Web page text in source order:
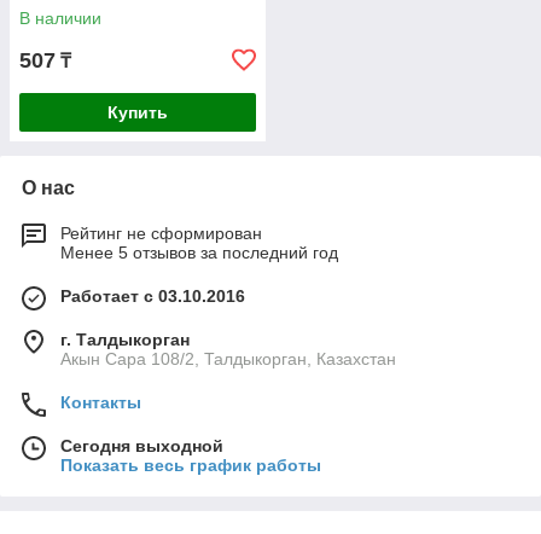
В наличии
507 ₸
Купить
О нас
Рейтинг не сформирован
Менее 5 отзывов за последний год
Работает с 03.10.2016
г. Талдыкорган
Акын Сара 108/2, Талдыкорган, Казахстан
Контакты
Сегодня выходной
Показать весь график работы